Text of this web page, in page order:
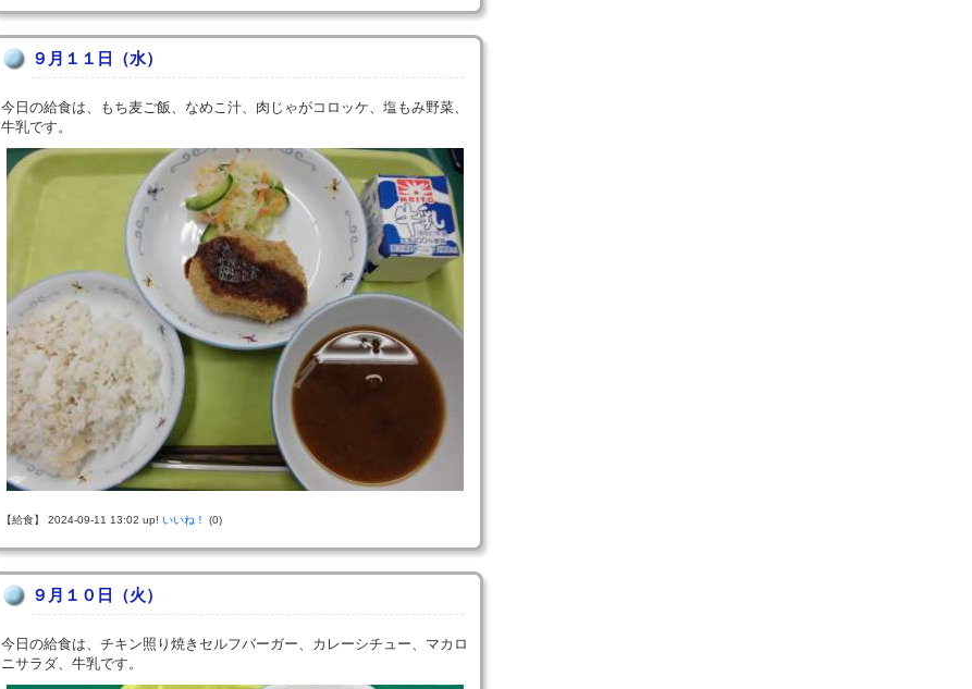
９月１１日（水）
今日の給食は、もち麦ご飯、なめこ汁、肉じゃがコロッケ、塩もみ野菜、
牛乳です。
【給食】 2024-09-11 13:02 up! いいね！ (0)
９月１０日（火）
今日の給食は、チキン照り焼きセルフバーガー、カレーシチュー、マカロ
ニサラダ、牛乳です。